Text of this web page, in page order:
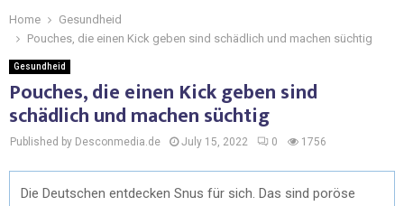
Home
Gesundheid
Pouches, die einen Kick geben sind schädlich und machen süchtig
Gesundheid
Pouches, die einen Kick geben sind
schädlich und machen süchtig
Published by Desconmedia.de July 15, 2022 0 1756
Die Deutschen entdecken Snus für sich. Das sind poröse